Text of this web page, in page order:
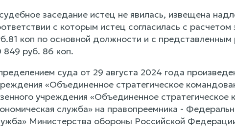
заседание истец не явилась, извещена
с которым истец согласилась с
коп по основной должности и с
849 руб. 86 коп.
суда от 29 августа 2024 года
«Объединенное стратегическое
учреждения «Объединенное
служба» на правопреемника -
Министерства обороны Российской